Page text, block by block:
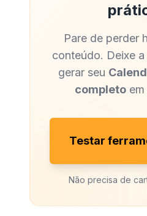
Pare de perder
conteúdo. Deixe
gerar seu
completoem
Testar
Não precisa de